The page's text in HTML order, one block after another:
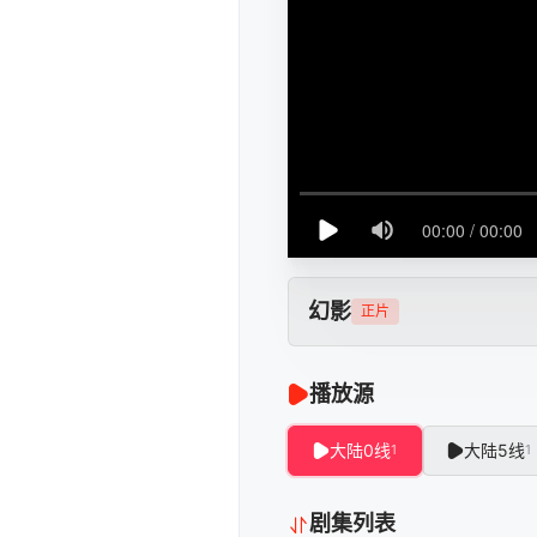
幻影 正片
播放源
大陆0线1 大陆5线1
剧集列表